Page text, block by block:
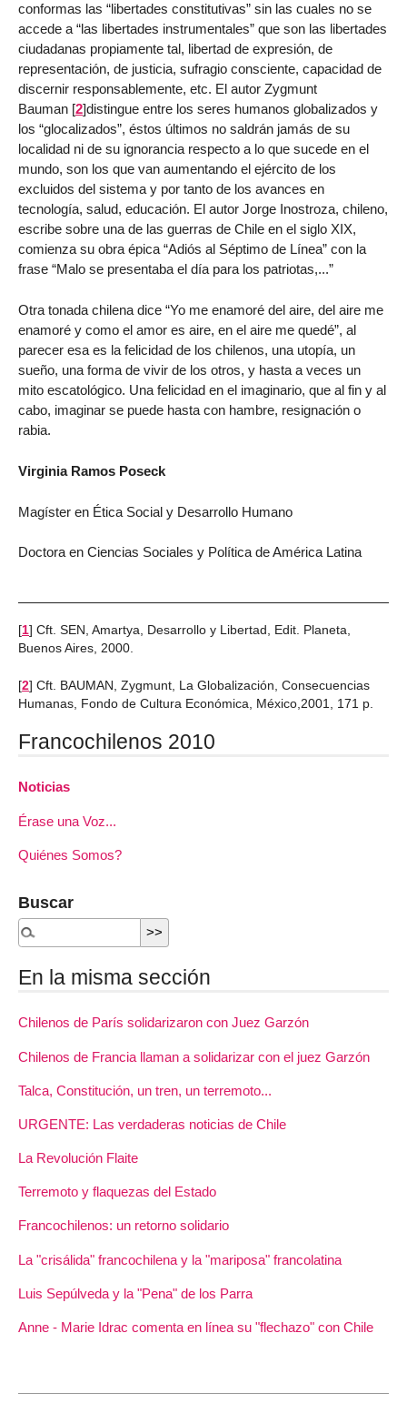
conformas las “libertades constitutivas” sin las cuales no se
accede a “las libertades instrumentales” que son las libertades
ciudadanas propiamente tal, libertad de expresión, de
representación, de justicia, sufragio consciente, capacidad de
discernir responsablemente, etc. El autor Zygmunt
Bauman [2]distingue entre los seres humanos globalizados y
los “glocalizados”, éstos últimos no saldrán jamás de su
localidad ni de su ignorancia respecto a lo que sucede en el
mundo, son los que van aumentando el ejército de los
excluidos del sistema y por tanto de los avances en
tecnología, salud, educación. El autor Jorge Inostroza, chileno,
escribe sobre una de las guerras de Chile en el siglo XIX,
comienza su obra épica “Adiós al Séptimo de Línea” con la
frase “Malo se presentaba el día para los patriotas,...”
Otra tonada chilena dice “Yo me enamoré del aire, del aire me
enamoré y como el amor es aire, en el aire me quedé”, al
parecer esa es la felicidad de los chilenos, una utopía, un
sueño, una forma de vivir de los otros, y hasta a veces un
mito escatológico. Una felicidad en el imaginario, que al fin y al
cabo, imaginar se puede hasta con hambre, resignación o
rabia.
Virginia Ramos Poseck
Magíster en Ética Social y Desarrollo Humano
Doctora en Ciencias Sociales y Política de América Latina
[1] Cft. SEN, Amartya, Desarrollo y Libertad, Edit. Planeta,
Buenos Aires, 2000.
[2] Cft. BAUMAN, Zygmunt, La Globalización, Consecuencias
Humanas, Fondo de Cultura Económica, México,2001, 171 p.
Francochilenos 2010
Noticias
Érase una Voz...
Quiénes Somos?
Buscar
En la misma sección
Chilenos de París solidarizaron con Juez Garzón
Chilenos de Francia llaman a solidarizar con el juez Garzón
Talca, Constitución, un tren, un terremoto...
URGENTE: Las verdaderas noticias de Chile
La Revolución Flaite
Terremoto y flaquezas del Estado
Francochilenos: un retorno solidario
La "crisálida" francochilena y la "mariposa" francolatina
Luis Sepúlveda y la "Pena" de los Parra
Anne - Marie Idrac comenta en línea su "flechazo" con Chile